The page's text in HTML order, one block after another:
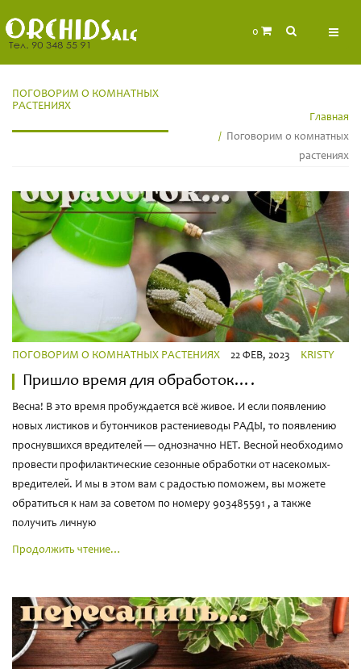
0
ПОГОВОРИМ О КОМНАТНЫХ
РАСТЕНИЯХ
Главная
Поговорим о комнатных
растениях
ПОГОВОРИМ О КОМНАТНЫХ РАСТЕНИЯХ 22 ФЕВ, 2023 KRISTY
Пришло время для обработок….
Весна! В это время пробуждается всё живое. И если появлению
новых листиков и бутончиков растениеводы РАДЫ, то появлению
проснувшихся вредителей — однозначно НЕТ. Весной необходимо
провести профилактические сезонные обработки от насекомых-
вредителей. И мы в этом вам с радостью поможем, вы можете
обратиться к нам за советом по номеру 903485591 , а также
получить личную
Продолжить чтение…